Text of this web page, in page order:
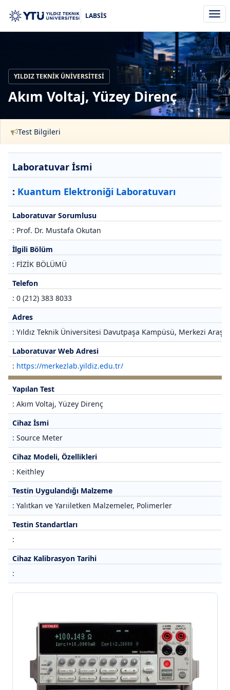
aç/
LABSİS
YILDIZ TEKNIK ÜNIVERSITESI
Akım Voltaj, Yüzey Direnç
Test Bilgileri
Laboratuvar İsmi
: Kuantum Elektroniği Laboratuvarı
Laboratuvar Sorumlusu
: Prof. Dr. Mustafa Okutan
İlgili Bölüm
: FİZİK BÖLÜMÜ
Telefon
: 0 (212) 383 8033
Adres
: Yıldız Teknik Üniversitesi Davutpaşa Kampüsü, Merkezi
Laboratuvar Web Adresi
: https://merkezlab.yildiz.edu.tr/
Yapılan Test
: Akım Voltaj, Yüzey Direnç
Cihaz İsmi
: Source Meter
Cihaz Modeli, Özellikleri
: Keithley
Testin Uygulandığı Malzeme
: Yalıtkan ve Yarıiletken Malzemeler, Polimerler
Testin Standartları
:
Cihaz Kalibrasyon Tarihi
: